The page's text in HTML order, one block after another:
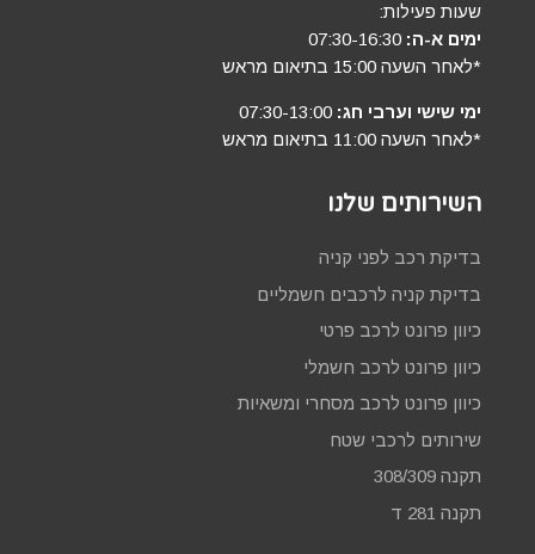
שעות פעילות:
ימים א-ה:
*לאחר השעה 15:00 בתיאום מראש
ימי שישי וערבי חג:
*לאחר השעה 11:00 בתיאום מראש
השירותים שלנו
בדיקת רכב לפני קניה
בדיקת קניה לרכבים חשמליים
כיוון פרונט לרכב פרטי
כיוון פרונט לרכב חשמלי
כיוון פרונט לרכב מסחרי ומשאיות
שירותים לרכבי שטח
תקנה 308/309
תקנה 281 ד